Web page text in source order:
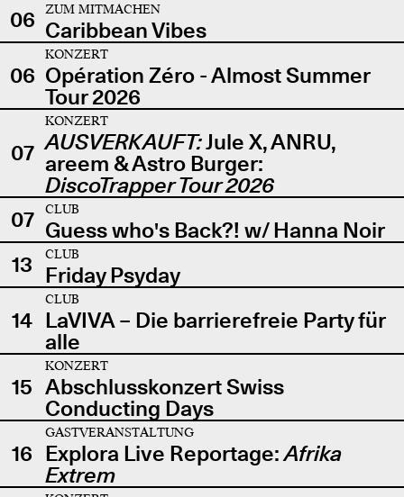
06
ZUM MITMACHEN
Caribbean Vibes
06
KONZERT
Opération Zéro - Almost Summer
Tour 2026
07
KONZERT
AUSVERKAUFT:Jule X, ANRU,
areem & Astro Burger:
DiscoTrapper Tour 2026
07
CLUB
Guess who's Back?! w/ Hanna Noir
13
CLUB
Friday Psyday
14
CLUB
LaVIVA – Die barrierefreie Party für
alle
15
KONZERT
Abschlusskonzert Swiss
Conducting Days
16
GASTVERANSTALTUNG
Explora Live Reportage:Afrika
Extrem